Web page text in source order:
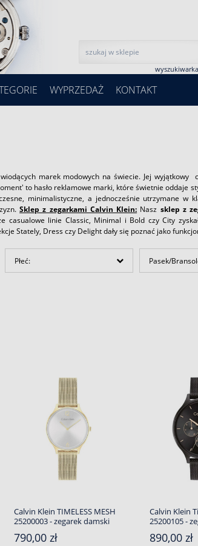
WYPRZEDAŻ KONTAKT
marek modowych na świecie. Jej
to hasło reklamowe marki, które świetnie oddaje
minimalistyczne, a jednocześnie utrzymane w
Sklep z zegarkami Calvin Klein: Nasz sklep z
casualowe linie Classic, Minimal i Bold czy City
Stately, Dress czy Delight dały się poznać jako
Płeć: Pasek/
Calvin Klein TIMELESS MESH
25200003 - zegarek damski
790,00 zł
Calvin Klein
25200105 -
890,00 zł